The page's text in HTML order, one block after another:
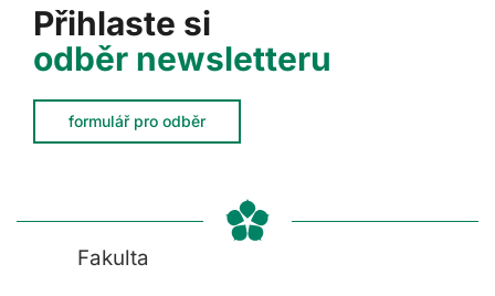
Přihlaste si
odběr newsletteru
formulář pro odběr
Fakulta